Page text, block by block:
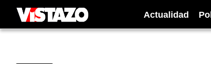
Actualidad